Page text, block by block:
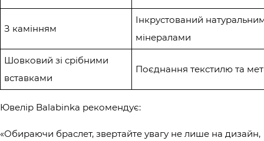
З камінням
Інкрустований
мінералами
Шовковий зі срібними
вставками
Поєднання текстилю та
Ювелір Balabinka рекомендує:
«Обираючи браслет, звертайте увагу не лише на дизайн,